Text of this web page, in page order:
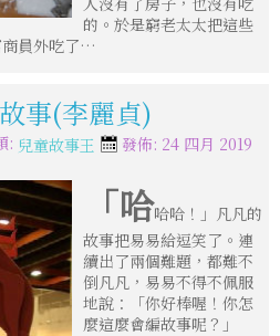
的。於是窮老太太把這些
商員外吃了…
事(李麗貞)
: 兒童故事王
發佈: 24 四月 2019
「哈哈哈！」凡凡的
故事把易易給逗笑了。連
續出了兩個難題，都難不
倒凡凡，易易不得不佩服
地說：「你好棒喔！你怎
麼這麼會編故事呢？」